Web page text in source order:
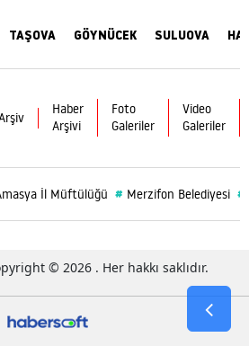
TAŞOVA GÖYNÜCEK SULUOVA
Haber
Arşivi
Foto
Galeriler
Video
Galeriler
İl Müftülüğü # Merzifon Belediyesi #
© 2026 . Her hakkı saklıdır.